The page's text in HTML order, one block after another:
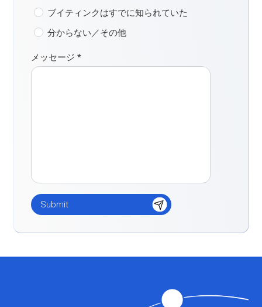
ブイティンクはすでに知られていた
分からない／その他
メッセージ*